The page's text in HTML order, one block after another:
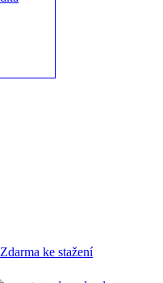
Zdarma ke stažení